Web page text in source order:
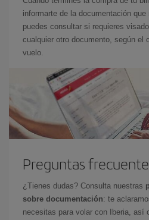
informarte de la documentación
puedes consultar si requieres
cualquier otro documento, según el
vuelo.
Preguntas
¿Tienes dudas? Consulta nuestras
sobre documentación: te
necesitas para volar con Iberia, así